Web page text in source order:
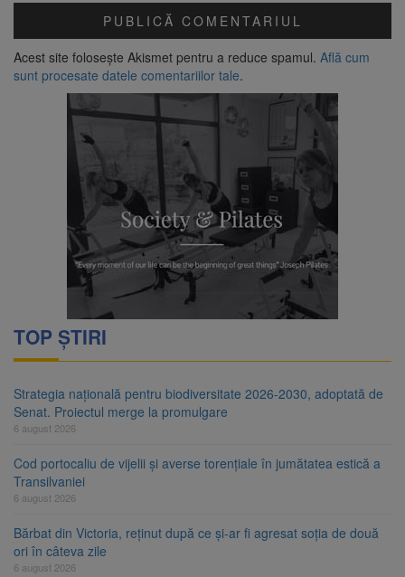
Acest site folosește Akismet pentru a reduce spamul. Află cum
sunt procesate datele comentariilor tale.
TOP ȘTIRI
Strategia națională pentru biodiversitate 2026-2030, adoptată de
Senat. Proiectul merge la promulgare
6 august 2026
Cod portocaliu de vijelii și averse torențiale în jumătatea estică a
Transilvaniei
6 august 2026
Bărbat din Victoria, reținut după ce și-ar fi agresat soția de două
ori în câteva zile
6 august 2026